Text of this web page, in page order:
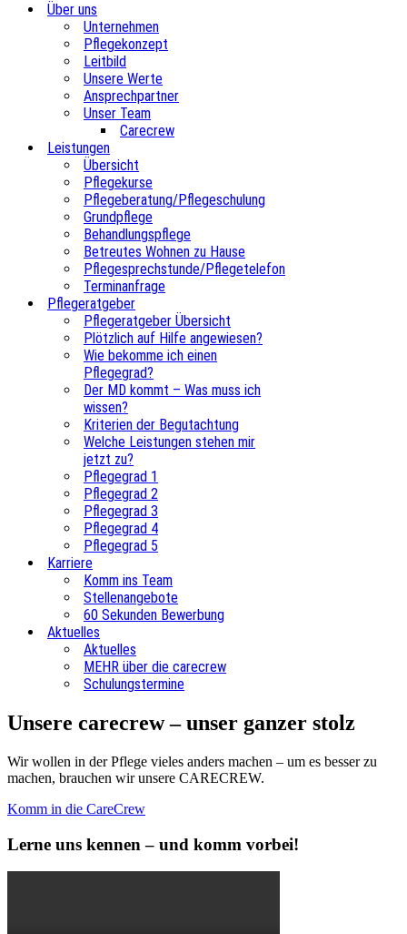
Über uns
Unternehmen
Pflegekonzept
Leitbild
Unsere Werte
Ansprechpartner
Unser Team
Carecrew
Leistungen
Übersicht
Pflegekurse
Pflegeberatung/Pflegeschulung
Grundpflege
Behandlungspflege
Betreutes Wohnen zu Hause
Pflegesprechstunde/Pflegetelefon
Terminanfrage
Pflegeratgeber
Pflegeratgeber Übersicht
Plötzlich auf Hilfe angewiesen?
Wie bekomme ich einen
Pflegegrad?
Der MD kommt – Was muss ich
wissen?
Kriterien der Begutachtung
Welche Leistungen stehen mir
jetzt zu?
Pflegegrad 1
Pflegegrad 2
Pflegegrad 3
Pflegegrad 4
Pflegegrad 5
Karriere
Komm ins Team
Stellenangebote
60 Sekunden Bewerbung
Aktuelles
Aktuelles
MEHR über die carecrew
Schulungstermine
Unsere carecrew – unser ganzer stolz
Wir wollen in der Pflege vieles anders machen – um es besser zu
machen, brauchen wir unsere CARECREW.
Komm in die CareCrew
Lerne uns kennen – und komm vorbei!